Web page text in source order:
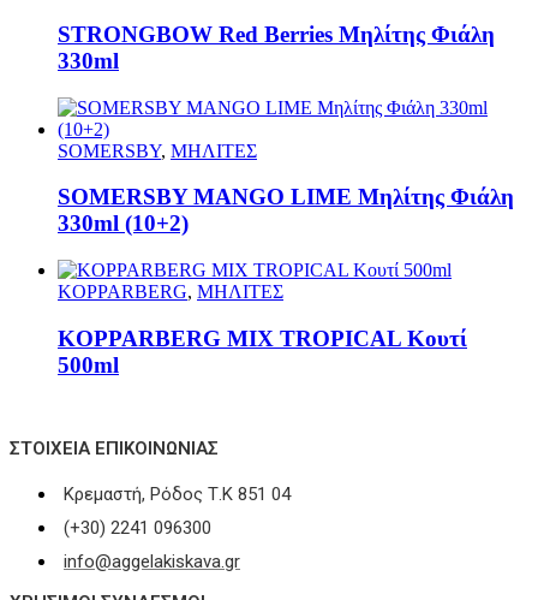
STRONGBOW Red Berries Μηλίτης Φιάλη
330ml
SOMERSBY, ΜΗΛΙΤΕΣ
SOMERSBY MANGO LIME Μηλίτης Φιάλη
330ml (10+2)
KOPPARBERG, ΜΗΛΙΤΕΣ
KOPPARBERG MIX TROPICAL Κουτί
500ml
ΣΤΟΙΧΕΊΑ ΕΠΙΚΟΙΝΩΝΊΑΣ
Κρεμαστή, Ρόδος Τ.Κ 851 04
(+30) 2241 096300
info@aggelakiskava.gr